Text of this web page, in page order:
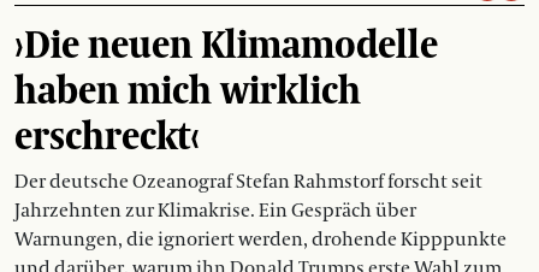
›Die neuen Klimamodelle
haben mich wirklich
erschreckt‹
Der deutsche Ozeanograf Stefan Rahmstorf forscht seit
Jahrzehnten zur Klimakrise. Ein Gespräch über
Warnungen, die ignoriert werden, drohende Kipppunkte